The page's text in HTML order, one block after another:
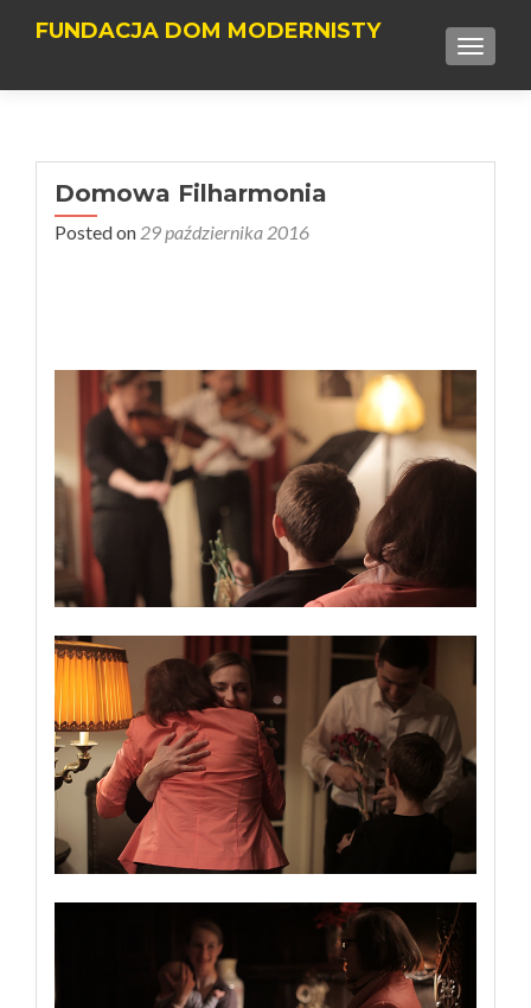
FUNDACJA DOM MODERNISTY
Domowa Filharmonia
Posted on 29 października 2016